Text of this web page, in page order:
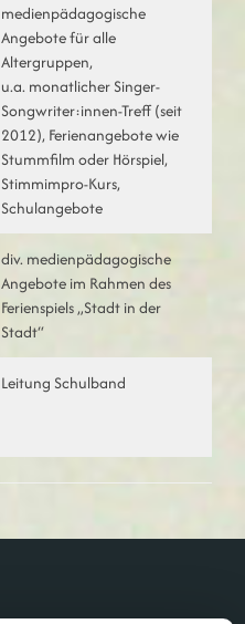
medienpädagogische
Angebote für alle
Altergruppen,
u.a. monatlicher Singer-
Songwriter:innen-Treff (seit
2012), Ferienangebote wie
Stummfilm oder Hörspiel,
Stimmimpro-Kurs,
Schulangebote
div. medienpädagogische
Angebote im Rahmen des
Ferienspiels „Stadt in der
Stadt“
Leitung Schulband